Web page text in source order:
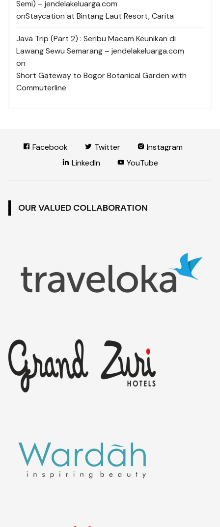
Semi) – jendelakeluarga.com
onStaycation at Bintang Laut Resort, Carita
Java Trip (Part 2) : Seribu Macam Keunikan di
Lawang Sewu Semarang – jendelakeluarga.com
on
Short Gateway to Bogor Botanical Garden with
Commuterline
Facebook Twitter
Instagram
LinkedIn
YouTube
OUR VALUED COLLABORATION